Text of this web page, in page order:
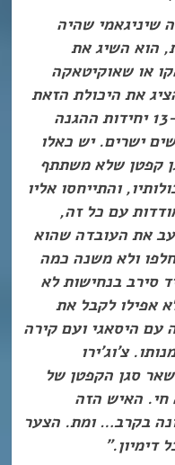
שיניגאמי שהיה
הוא השיג את
או שאוקיטאקה
את היכולת הזאת
בציבור אפילו פעם אחת מאז ש-13 יחידות ההגנה
ישרים. יש כאלו
קפטן שלא משתתף
והתייחסו אליו
עם כל זה,
את העובדה שהוא
ולא משנה כמה
סירב בנחישות לא
אפילו לקבל את
עם היסאגי ועם קירה
צ’וג’ירו
סגן הקפטן של
חי. האיש הזה
בקרב… ומת. הצער